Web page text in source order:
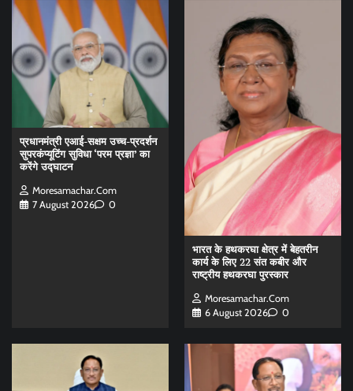
प्रधानमंत्री एआई-सक्षम उच्च-प्रदर्शन
सुपरकंप्यूटिंग सुविधा ‘परम प्रज्ञा’ का
करेंगे उद्घाटन
Moresamachar.com
7 August 2026
0
भारत के हथकरघा क्षेत्र में बेहतरीन
कार्य के लिए 22 संत कबीर और
राष्ट्रीय हथकरघा पुरस्कार
Moresamachar.com
6 August 2026
0